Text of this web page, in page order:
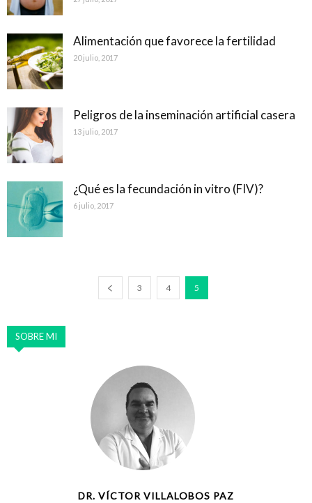
Alimentación que favorece la fertilidad
20 julio, 2017
Peligros de la inseminación artificial casera
13 julio, 2017
¿Qué es la fecundación in vitro (FIV)?
6 julio, 2017
3 4 5
SOBRE MI
DR. VÍCTOR VILLALOBOS PAZ